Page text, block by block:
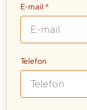
E-mail
Telefon